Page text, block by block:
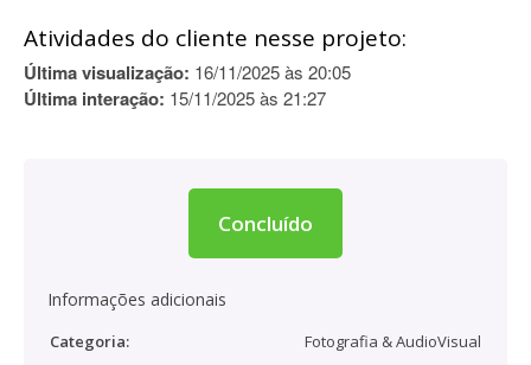
Atividades do cliente nesse projeto:
Última visualização: 16/11/2025 às 20:05
Última interação: 15/11/2025 às 21:27
Concluído
Informações adicionais
Categoria:
Fotografia & AudioVisual